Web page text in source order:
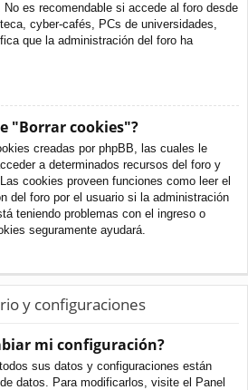
es recomendable si accede al foro desde
cyber-cafés, PCs de universidades,
que la administración del foro ha
"Borrar cookies"?
creadas por phpBB, las cuales le
a determinados recursos del foro y
cookies proveen funciones como leer el
del foro por el usuario si la administración
teniendo problemas con el ingreso o
seguramente ayudará.
y configuraciones
mi configuración?
sus datos y configuraciones están
datos. Para modificarlos, visite el Panel